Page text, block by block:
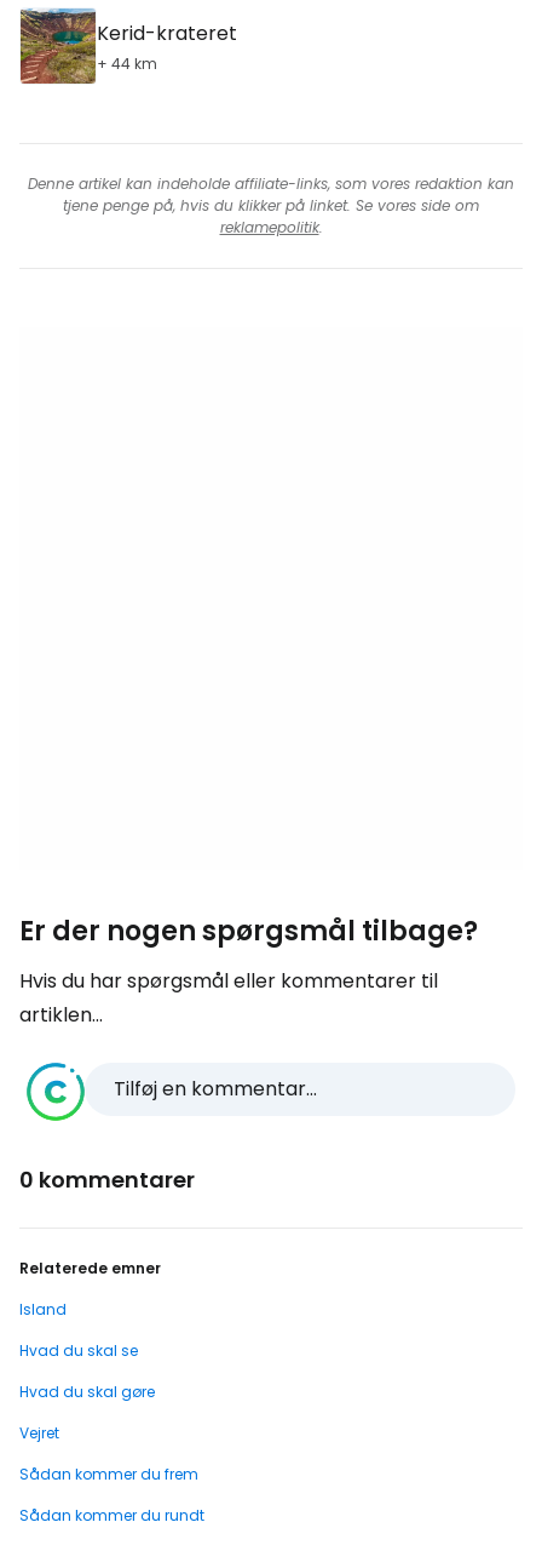
Kerid-krateret
+ 44 km
Denne artikel kan indeholde affiliate-links, som vores redaktion kan
tjene penge på, hvis du klikker på linket. Se vores side om
reklamepolitik.
Er der nogen spørgsmål tilbage?
Hvis du har spørgsmål eller kommentarer til
artiklen...
Tilføj en kommentar...
0 kommentarer
Relaterede emner
Island
Hvad du skal se
Hvad du skal gøre
Vejret
Sådan kommer du frem
Sådan kommer du rundt